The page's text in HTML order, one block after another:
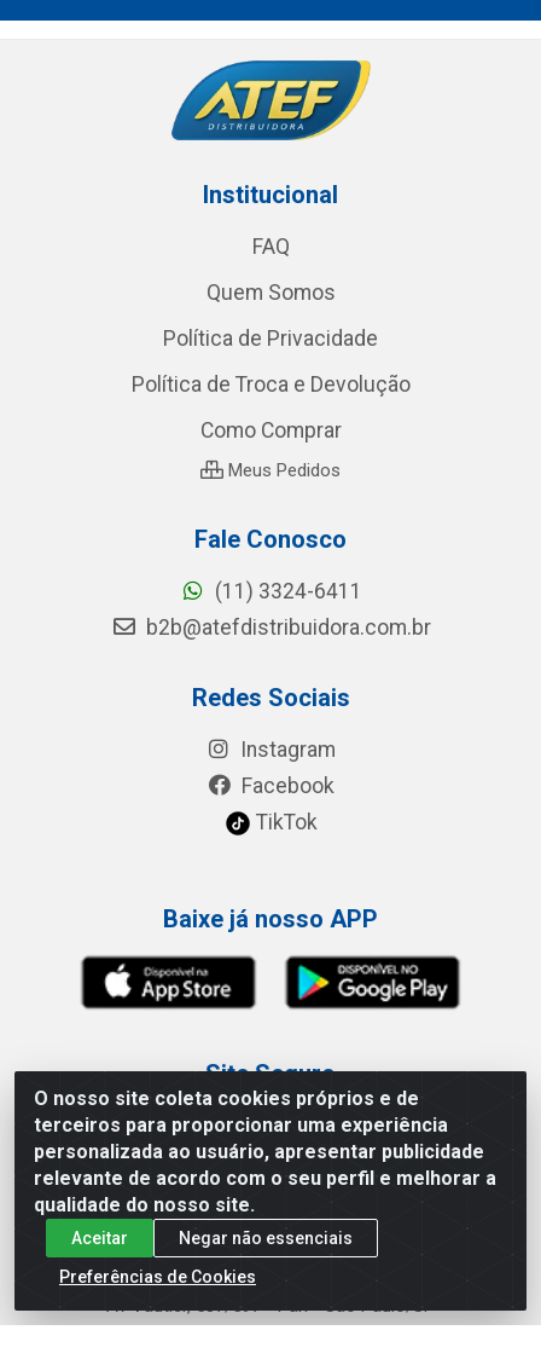
O nosso site coleta cookies próprios e de
terceiros para proporcionar uma experiência
personalizada ao usuário, apresentar publicidade
relevante de acordo com o seu perfil e melhorar a
qualidade do nosso site.
Aceitar
Negar não essenciais
Preferências de Cookies
Institucional
FAQ
Quem Somos
Política de Privacidade
Política de Troca e Devolução
Como Comprar
Meus Pedidos
Fale Conosco
(11) 3324-6411
b2b@atefdistribuidora.com.br
Redes Sociais
Instagram
Facebook
TikTok
Baixe já nosso APP
Site Seguro
Loja / Showroom
Tel.: (11) 3227-0546
Av Vautier, 587/597 - Pari - São Paulo/SP